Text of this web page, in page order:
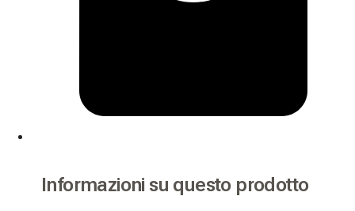
Informazioni su questo prodotto